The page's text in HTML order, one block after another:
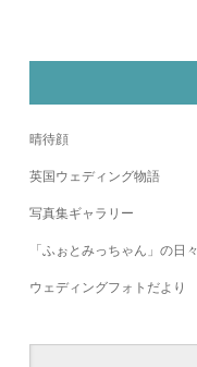
晴待顔
英国ウェディング物語
写真集ギャラリー
「ふぉとみっちゃん」の日々
ウェディングフォトだより